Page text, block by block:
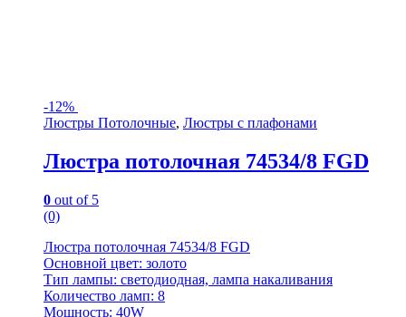
-12%
Люстры Потолочные, Люстры с плафонами
Люстра потолочная 74534/8 FGD
0 out of 5
(0)
Люстра потолочная 74534/8 FGD
Основной цвет: золото
Тип лампы: светодиодная, лампа накаливания
Количество ламп: 8
Мощность: 40W